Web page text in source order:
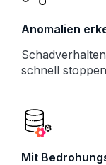
Anomalien
schnell
Mit